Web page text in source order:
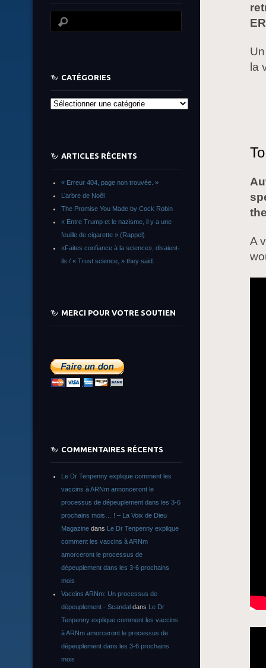
la
A
CATÉGORIES
Catégories
ARTICLES RÉCENTS
« Erreur 404, page non trouvée. »
L’arbre de Noêl
The Promise You Made by Cock Robin
« Entre Trump et le nazisme, il y a une
feuille de cigarette » (Rappel)
«Faites confiance à la science», disaient-
ils / « Trust science, » they said.
MERCI POUR VOTRE SOUTIEN
COMMENTAIRES RÉCENTS
Le Dr Tenpenny explique comment les
vaccins à ARNm annonceront le
processus de dépeuplement dans les 3-6
prochains mois… ! – La Voix de Dieu
Magazine dans Le Dr Tenpenny explique
comment les vaccins à ARNm
amorceront le processus de
dépeuplement dans les 3-6 prochains
mois
Vaccins ARNm: Un processus de
dépeuplement - Scandal dans Le Dr
Tenpenny explique comment les vaccins
à ARNm amorceront le processus de
dépeuplement dans les 3-6 prochains
mois